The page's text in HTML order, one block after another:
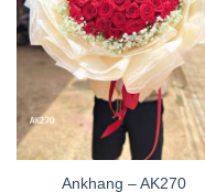
Ankhang – AK270